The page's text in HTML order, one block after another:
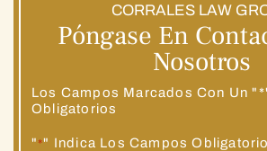
CORRALES LAW
Póngase En
Nosotros
Los Campos Marcados Con Un
Obligatorios
" *" Indica Los Campos